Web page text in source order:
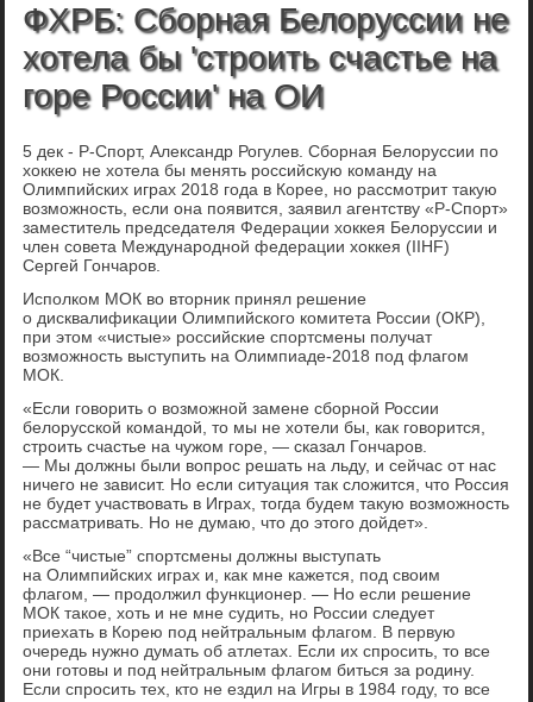
ФХРБ: Сборная Белоруссии не
хотела бы 'строить счастье на
горе России' на ОИ
5 дек - Р-Спорт, Александр Рогулев. Сборная Белоруссии по
хоккею не хотела бы менять российскую команду на
Олимпийских играх 2018 года в Корее, но рассмотрит такую
возможность, если она появится, заявил агентству «Р-Спорт»
заместитель председателя Федерации хоккея Белоруссии и
член совета Международной федерации хоккея (IIHF)
Сергей Гончаров.
Исполком МОК во вторник принял решение
о дисквалификации Олимпийского комитета России (ОКР),
при этом «чистые» российские спортсмены получат
возможность выступить на Олимпиаде-2018 под флагом
МОК.
«Если говорить о возможной замене сборной России
белорусской командой, то мы не хотели бы, как говорится,
строить счастье на чужом горе, — сказал Гончаров.
— Мы должны были вопрос решать на льду, и сейчас от нас
ничего не зависит. Но если ситуация так сложится, что Россия
не будет участвовать в Играх, тогда будем такую возможность
рассматривать. Но не думаю, что до этого дойдет».
«Все “чистые” спортсмены должны выступать
на Олимпийских играх и, как мне кажется, под своим
флагом, — продолжил функционер. — Но если решение
МОК такое, хоть и не мне судить, но России следует
приехать в Корею под нейтральным флагом. В первую
очередь нужно думать об атлетах. Если их спросить, то все
они готовы и под нейтральным флагом биться за родину.
Если спросить тех, кто не ездил на Игры в 1984 году, то все